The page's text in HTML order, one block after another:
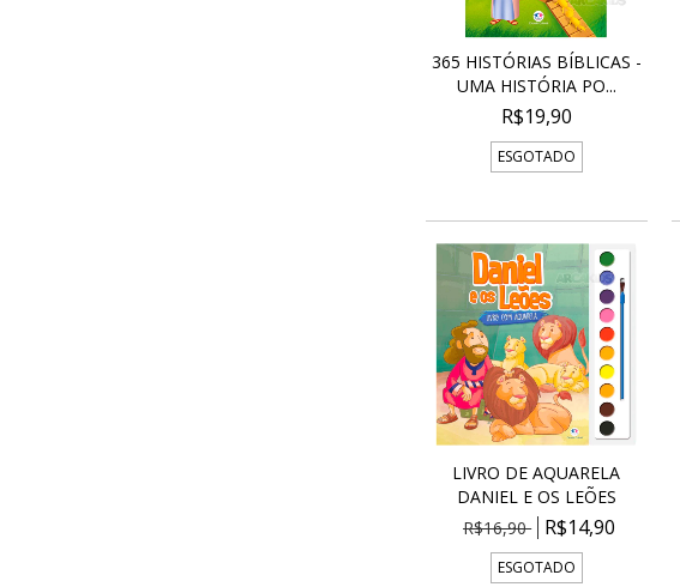
365 HISTÓRIAS BÍBLICAS -
UMA HISTÓRIA PO...
R$19,90
ESGOTADO
LIVRO DE AQUARELA
DANIEL E OS LEÕES
R$16,90
R$14,90
ESGOTADO